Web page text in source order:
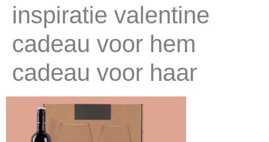
inspiratie valentine
cadeau voor hem
cadeau voor haar